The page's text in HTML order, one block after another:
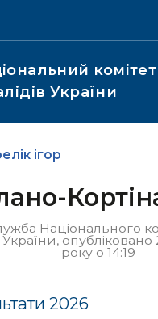
України
ігор
Національного
України,
року о 14:19
2026